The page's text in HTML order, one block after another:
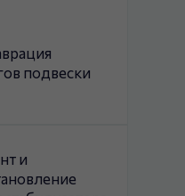
подвески
и